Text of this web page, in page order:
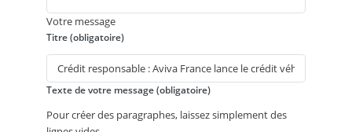
Votre message
Titre (obligatoire)
Texte de votre message (obligatoire)
Pour créer des paragraphes, laissez simplement des